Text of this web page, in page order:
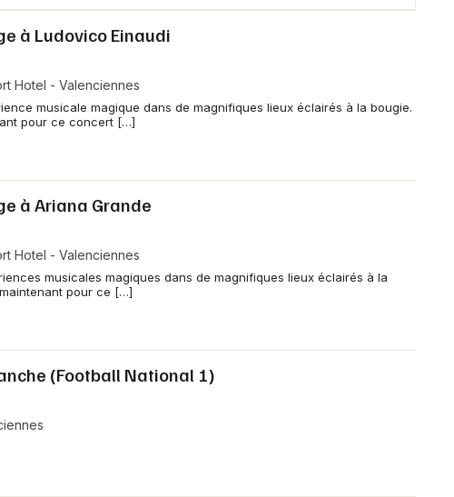
à Ludovico Einaudi
Hotel - Valenciennes
musicale magique dans de magnifiques lieux éclairés à la bougie.
pour ce concert […]
à Ariana Grande
Hotel - Valenciennes
musicales magiques dans de magnifiques lieux éclairés à la
pour ce […]
(Football National 1)